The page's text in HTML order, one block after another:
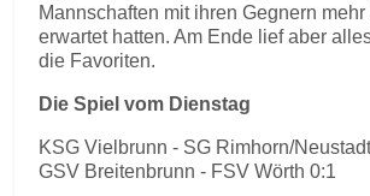
Mannschaften mit ihren Gegnern
erwartet hatten. Am Ende lief aber
die Favoriten.
Die Spiel vom Dienstag
KSG Vielbrunn - SG Rimhorn/
GSV Breitenbrunn - FSV Wörth 0:1